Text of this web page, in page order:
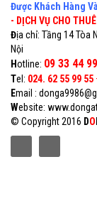
Được Khách Hàng
- DỊCH VỤ CHO
Địa chỉ: Tầng 14 Tòa
Nội
Hotline: 09 33 44
Tel: 024. 62 55 99 55
Email :
Website:
© Copyright 2016 DO